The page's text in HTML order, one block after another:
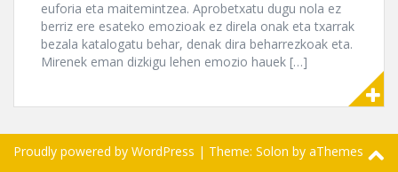
euforia eta maitemintzea. Aprobetxatu dugu nola ez
berriz ere esateko emozioak ez direla onak eta txarrak
bezala katalogatu behar, denak dira beharrezkoak eta.
Mirenek eman dizkigu lehen emozio hauek […]
Proudly powered by WordPress | Theme: Solon by aThemes